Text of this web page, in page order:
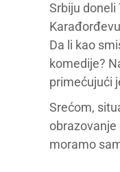
Srbiju doneli
Da li kao
komedije?
primećujući
Srećom,
obrazovanje
moramo